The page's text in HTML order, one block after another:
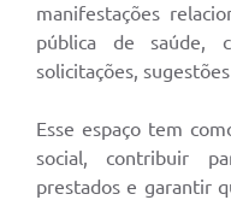
manifestações
pública de saúde,
solicitações,
Esse espaço tem
social, contribuir
prestados e garantir